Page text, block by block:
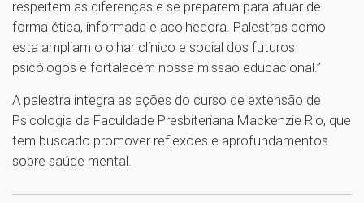
respeitem as diferenças e se preparem para atuar de
forma ética, informada e acolhedora. Palestras como
esta ampliam o olhar clínico e social dos futuros
psicólogos e fortalecem nossa missão educacional.”
A palestra integra as ações do curso de extensão de
Psicologia da Faculdade Presbiteriana Mackenzie Rio, que
tem buscado promover reflexões e aprofundamentos
sobre saúde mental.